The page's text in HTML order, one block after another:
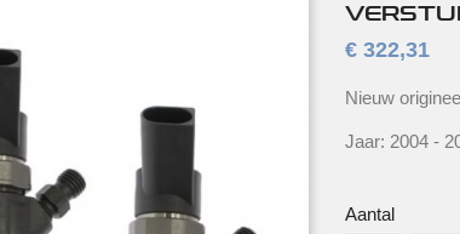
€ 322,31
Nieuw
Jaar: 2004 -
Aantal